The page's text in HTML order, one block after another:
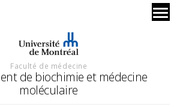
Faculté de médecine
de biochimie et médecine
moléculaire